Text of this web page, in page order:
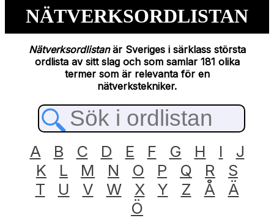
NÄTVERKSORDLISTAN
Nätverksordlistanär Sveriges i särklass största
ordlista av sitt slag och som samlar 181 olika
termer som är relevanta för en
nätverkstekniker.
A B C D E F G H I
J
K
L M N O P Q R
S
T
U V W X Y Z Å
Ä
Ö